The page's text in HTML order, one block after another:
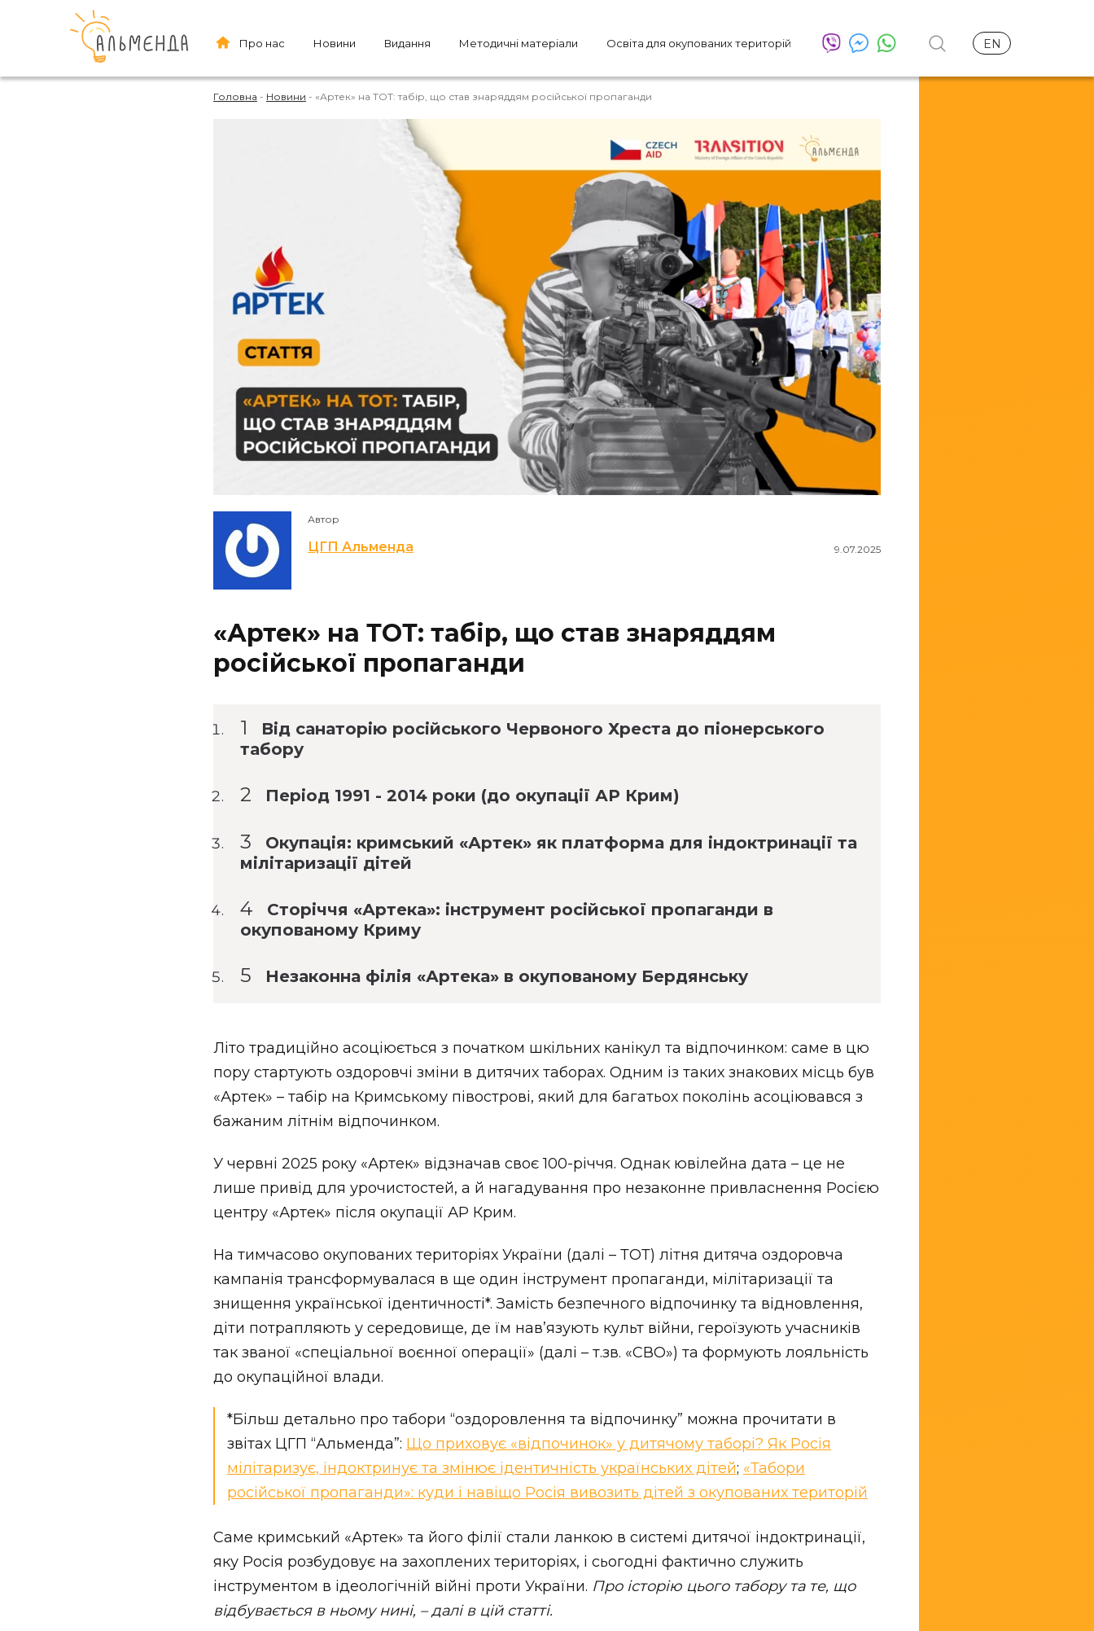
Про нас Новини Видання Методичні матеріали Освіта для окупованих територій EN
Головна - Новини - «Артек» на ТОТ: табір, що став знаряддям російської пропаганди
Автор
ЦГП Альменда 9.07.2025
«Артек» на ТОТ: табір, що став знаряддям
російської пропаганди
Від санаторію російського Червоного Хреста до піонерського
табору
Період 1991 - 2014 роки (до окупації АР Крим)
Окупація: кримський «Артек» як платформа для індоктринації та
мілітаризації дітей
Сторіччя «Артека»: інструмент російської пропаганди в
окупованому Криму
Незаконна філія «Артека» в окупованому Бердянську
Літо традиційно асоціюється з початком шкільних канікул та відпочинком: саме в цю
пору стартують оздоровчі зміни в дитячих таборах. Одним із таких знакових місць був
«Артек» – табір на Кримському півострові, який для багатьох поколінь асоціювався з
бажаним літнім відпочинком.
У червні 2025 року «Артек» відзначав своє 100-річчя. Однак ювілейна дата – це не
лише привід для урочистостей, а й нагадування про незаконне привласнення Росією
центру «Артек» після окупації АР Крим.
На тимчасово окупованих територіях України (далі – ТОТ) літня дитяча оздоровча
кампанія трансформувалася в ще один інструмент пропаганди, мілітаризації та
знищення української ідентичності*. Замість безпечного відпочинку та відновлення,
діти потрапляють у середовище, де їм нав’язують культ війни, героїзують учасників
так званої «спеціальної воєнної операції» (далі – т.зв. «СВО») та формують лояльність
до окупаційної влади.
*Більш детально про табори “оздоровлення та відпочинку” можна прочитати в
звітах ЦГП “Альменда”: Що приховує «відпочинок» у дитячому таборі? Як Росія
мілітаризує, індоктринує та змінює ідентичність українських дітей; «Табори
російської пропаганди»: куди і навіщо Росія вивозить дітей з окупованих територій
Саме кримський «Артек» та його філії стали ланкою в системі дитячої індоктринації,
яку Росія розбудовує на захоплених територіях, і сьогодні фактично служить
інструментом в ідеологічній війні проти України. Про історію цього табору та те, що
відбувається в ньому нині, – далі в цій статті.